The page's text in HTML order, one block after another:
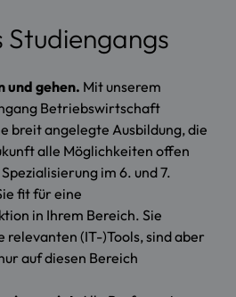
Studiengangs
und gehen. Mit unserem
Betriebswirtschaft
breit angelegte Ausbildung, die
alle Möglichkeiten offen
im 6. und 7.
fit für eine
in Ihrem Bereich. Sie
relevanten (IT-)Tools, sind aber
auf diesen Bereich